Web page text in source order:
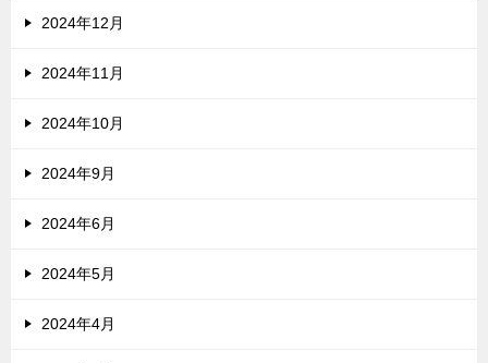
2024年12月
2024年11月
2024年10月
2024年9月
2024年6月
2024年5月
2024年4月